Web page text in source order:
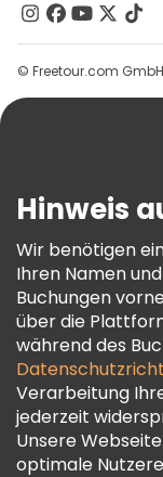
Kontakt
Gruppen
Hilfe
AGB Und
Cookie-Richtlinie
Freetour
Treueprogramm
© Freetour.com
Hinweis
Wir benötigen
Ihren Namen
Buchungen
über die
während des
Verarbeitung
jederzeit
Unsere
optimale